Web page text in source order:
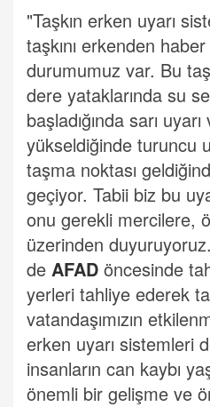
"Taşkın erken uyarı
taşkını erkenden
durumumuz var. Bu
dere yataklarında su
başladığında sarı
yükseldiğinde turuncu
taşma noktası
geçiyor. Tabii biz bu
onu gerekli mercilere,
üzerinden
de AFAD öncesinde
yerleri tahliye ederek
vatandaşımızın
erken uyarı sistemleri
insanların can kaybı
önemli bir gelişme ve